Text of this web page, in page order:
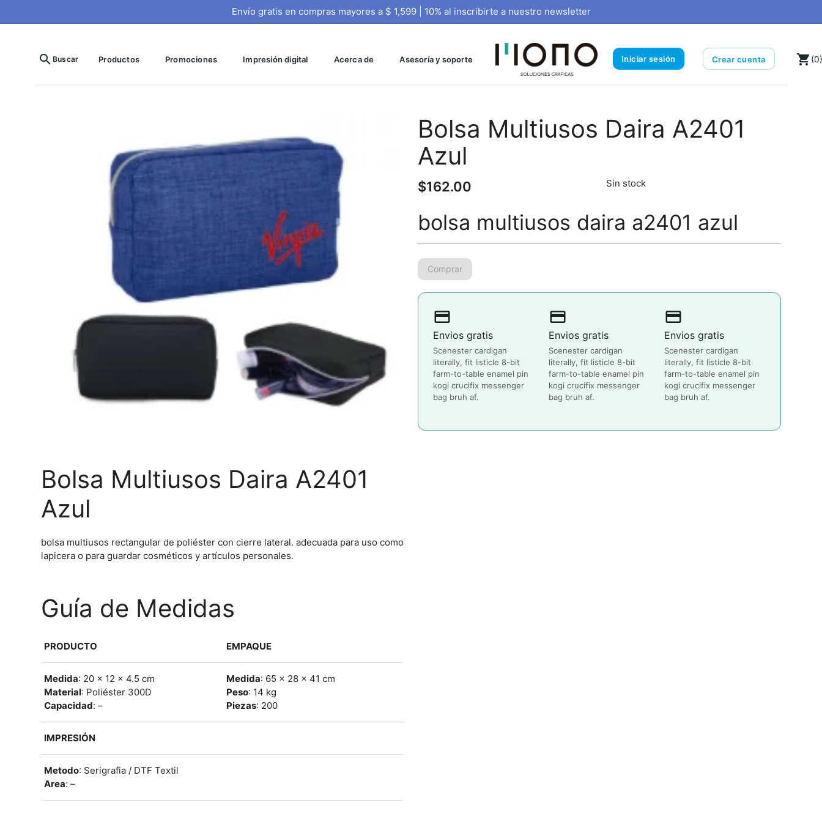
Envío gratis en compras mayores a $ 1,599 | 10% al inscribirte a nuestro newsletter
search Buscar Productos Promociones Impresión digital Acerca de Asesoría y soporte Iniciar sesión Crear cuenta local_grocery_store (0)
Bolsa Multiusos Daira A2401
Azul
$162.00 Sin stock
bolsa multiusos daira a2401 azul
payment
Envios gratis
Scenester cardigan
literally, fit listicle 8-bit
farm-to-table enamel pin
kogi crucifix messenger
bag bruh af.
payment
Envios gratis
Scenester cardigan
literally, fit listicle 8-bit
farm-to-table enamel pin
kogi crucifix messenger
bag bruh af.
payment
Envios gratis
Scenester cardigan
literally, fit listicle 8-bit
farm-to-table enamel pin
kogi crucifix messenger
bag bruh af.
Bolsa Multiusos Daira A2401
Azul
bolsa multiusos rectangular de poliéster con cierre lateral. adecuada para uso como
lapicera o para guardar cosméticos y artículos personales.
Guía de Medidas
PRODUCTO EMPAQUE
Medida: 20 x 12 x 4.5 cm
Material: Poliéster 300D
Capacidad: –
Medida: 65 x 28 x 41 cm
Peso: 14 kg
Piezas: 200
IMPRESIÓN
Metodo: Serigrafia / DTF Textil
Area: –